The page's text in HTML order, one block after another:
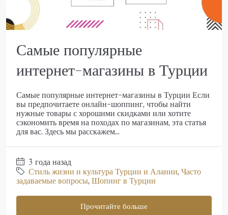
Самые популярные
интернет-магазины в Турции
Самые популярные интернет-магазины в Турции Если
вы предпочитаете онлайн-шоппинг, чтобы найти
нужные товары с хорошими скидками или хотите
сэкономить время на походах по магазинам, эта статья
для вас. Здесь мы расскажем...
3 года назад
Стиль жизни и культура Турции и Алании, Часто
задаваемые вопросы, Шопинг в Турции
Прочитайте больше